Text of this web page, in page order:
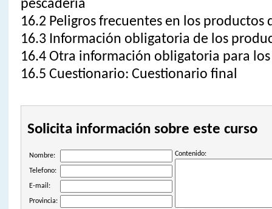
pescadería
16.2 Peligros frecuentes en los productos
16.3 Información obligatoria de los
16.4 Otra información obligatoria para
16.5 Cuestionario: Cuestionario final
Solicita información sobre este curso
Nombre: Contenido:
Telefono:
E-mail:
Provincia: